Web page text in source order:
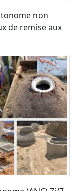
non
de remise aux